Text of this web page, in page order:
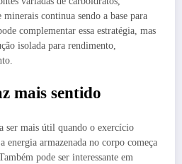
continua sendo a base para
complementar essa estratégia, mas
isolada para rendimento,
mais sentido
ser mais útil quando o exercício
energia armazenada no corpo começa
pode ser interessante em